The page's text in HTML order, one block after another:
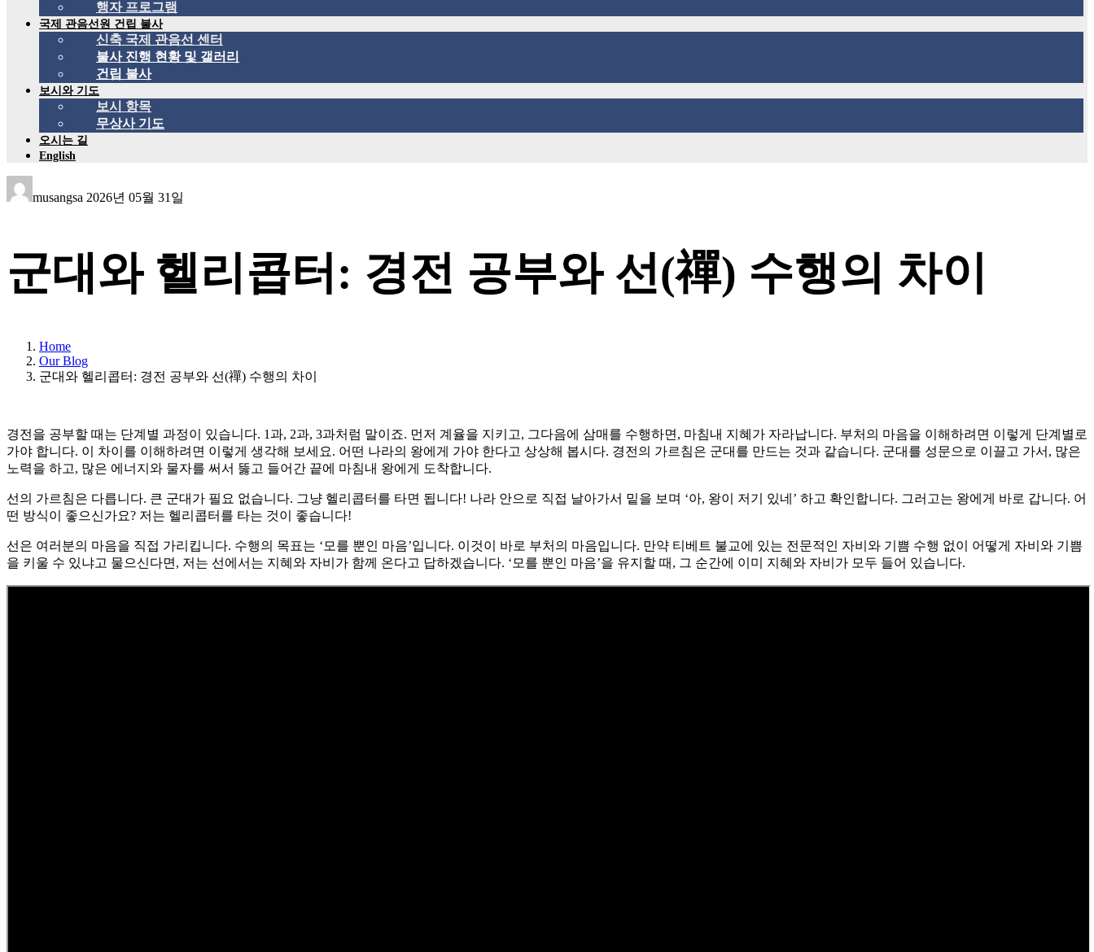
행자 프로그램
국제 관음선원 건립 불사
신축 국제 관음선 센터
불사 진행 현황 및 갤러리
건립 불사
보시와 기도
보시 항목
무상사 기도
오시는 길
English
musangsa 2026년 05월 31일
군대와 헬리콥터: 경전 공부와 선(禪) 수행의 차이
Home
Our Blog
군대와 헬리콥터: 경전 공부와 선(禪) 수행의 차이
경전을 공부할 때는 단계별 과정이 있습니다. 1과, 2과, 3과처럼 말이죠. 먼저 계율을 지키고, 그다음에 삼매를 수행하면, 마침내 지혜가 자라납니다. 부처의 마음을 이해하려면 이렇게 단계별로
가야 합니다. 이 차이를 이해하려면 이렇게 생각해 보세요. 어떤 나라의 왕에게 가야 한다고 상상해 봅시다. 경전의 가르침은 군대를 만드는 것과 같습니다. 군대를 성문으로 이끌고 가서, 많은
노력을 하고, 많은 에너지와 물자를 써서 뚫고 들어간 끝에 마침내 왕에게 도착합니다.
선의 가르침은 다릅니다. 큰 군대가 필요 없습니다. 그냥 헬리콥터를 타면 됩니다! 나라 안으로 직접 날아가서 밑을 보며 ‘아, 왕이 저기 있네’ 하고 확인합니다. 그러고는 왕에게 바로 갑니다. 어
떤 방식이 좋으신가요? 저는 헬리콥터를 타는 것이 좋습니다!
선은 여러분의 마음을 직접 가리킵니다. 수행의 목표는 ‘모를 뿐인 마음’입니다. 이것이 바로 부처의 마음입니다. 만약 티베트 불교에 있는 전문적인 자비와 기쁨 수행 없이 어떻게 자비와 기쁨
을 키울 수 있냐고 물으신다면, 저는 선에서는 지혜와 자비가 함께 온다고 답하겠습니다. ‘모를 뿐인 마음’을 유지할 때, 그 순간에 이미 지혜와 자비가 모두 들어 있습니다.